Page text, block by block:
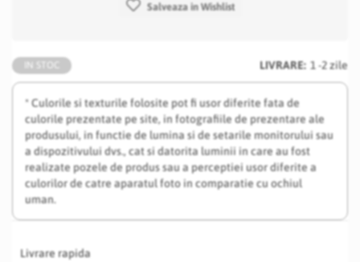
LIVRARE: 1 -2 zile
* Culorile si texturile folosite pot fi usor diferite fata de
culorile prezentate pe site, in fotografiile de prezentare ale
produsului, in functie de lumina si de setarile monitorului sau
a dispozitivului dvs., cat si datorita luminii in care au fost
realizate pozele de produs sau a perceptiei usor diferite a
culorilor de catre aparatul foto in comparatie cu ochiul
uman.
Livrare rapida
Salveaza in Wishlist